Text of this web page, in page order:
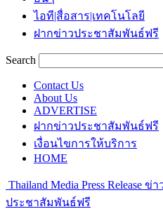
ไอที|สื่อสาร|เทคโนโลยี
ฝากข่าวประชาสัมพันธ์ฟรี
Search
Contact Us
About Us
ADVERTISE
ฝากข่าวประชาสัมพันธ์ฟรี
เงื่อนไขการให้บริการ
HOME
Thailand Media Press Release
ประชาสัมพันธ์ฟรี